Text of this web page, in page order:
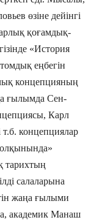
өзіне дейінгі
қоғамдық-
«История
еңбегін
концепцияның
ғылымда Сен-
Карл
т.б. концепциялар
тарихтың
салаларына
жаңа ғылыми
академик Манаш